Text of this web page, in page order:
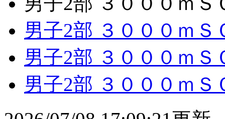
男子2部 ３０００ｍＳ
男子2部 ３０００ｍＳ
男子2部 ３０００ｍＳ